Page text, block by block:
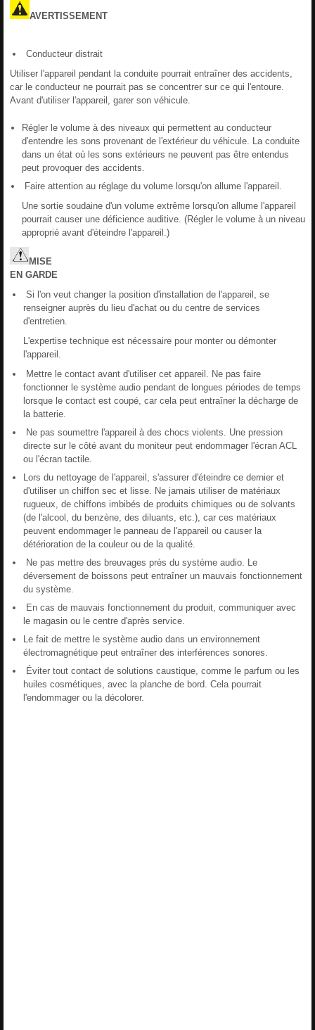
AVERTISSEMENT
Conducteur distrait
Utiliser l'appareil pendant la conduite pourrait entraîner des accidents,
car le conducteur ne pourrait pas se concentrer sur ce qui l'entoure.
Avant d'utiliser l'appareil, garer son véhicule.
Régler le volume à des niveaux qui permettent au conducteur
d'entendre les sons provenant de l'extérieur du véhicule. La conduite
dans un état où les sons extérieurs ne peuvent pas être entendus
peut provoquer des accidents.
Faire attention au réglage du volume lorsqu'on allume l'appareil.
Une sortie soudaine d'un volume extrême lorsqu'on allume l'appareil
pourrait causer une déficience auditive. (Régler le volume à un niveau
approprié avant d'éteindre l'appareil.)
MISE
EN GARDE
Si l'on veut changer la position d'installation de l'appareil, se
renseigner auprès du lieu d'achat ou du centre de services
d'entretien.
L'expertise technique est nécessaire pour monter ou démonter
l'appareil.
Mettre le contact avant d'utiliser cet appareil. Ne pas faire
fonctionner le système audio pendant de longues périodes de temps
lorsque le contact est coupé, car cela peut entraîner la décharge de
la batterie.
Ne pas soumettre l'appareil à des chocs violents. Une pression
directe sur le côté avant du moniteur peut endommager l'écran ACL
ou l'écran tactile.
Lors du nettoyage de l'appareil, s'assurer d'éteindre ce dernier et
d'utiliser un chiffon sec et lisse. Ne jamais utiliser de matériaux
rugueux, de chiffons imbibés de produits chimiques ou de solvants
(de l'alcool, du benzène, des diluants, etc.), car ces matériaux
peuvent endommager le panneau de l'appareil ou causer la
détérioration de la couleur ou de la qualité.
Ne pas mettre des breuvages près du système audio. Le
déversement de boissons peut entraîner un mauvais fonctionnement
du système.
En cas de mauvais fonctionnement du produit, communiquer avec
le magasin ou le centre d'après service.
Le fait de mettre le système audio dans un environnement
électromagnétique peut entraîner des interférences sonores.
Éviter tout contact de solutions caustique, comme le parfum ou les
huiles cosmétiques, avec la planche de bord. Cela pourrait
l'endommager ou la décolorer.